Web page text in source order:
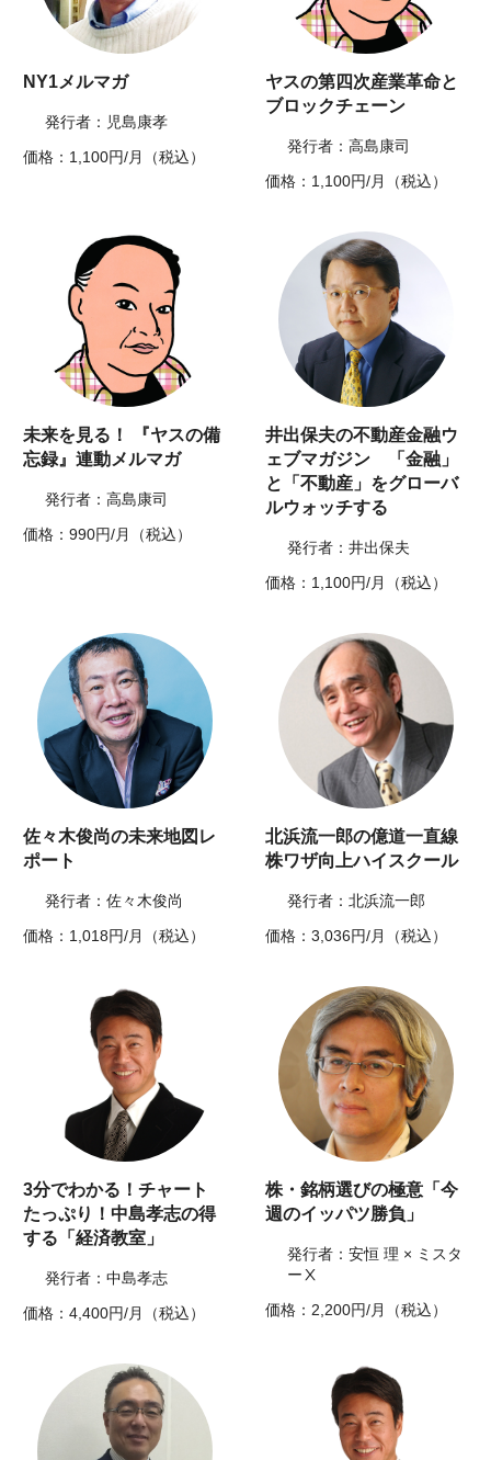
NY1メルマガ
発行者：児島康孝
価格：1,100円/月（税込）
ヤスの第四次産業革命と
ブロックチェーン
発行者：高島康司
価格：1,100円/月（税込）
未来を見る！ 『ヤスの備
忘録』連動メルマガ
発行者：高島康司
価格：990円/月（税込）
井出保夫の不動産金融ウ
ェブマガジン 「金融」
と「不動産」をグローバ
ルウォッチする
発行者：井出保夫
価格：1,100円/月（税込）
佐々木俊尚の未来地図レ
ポート
発行者：佐々木俊尚
価格：1,018円/月（税込）
北浜流一郎の億道一直線
株ワザ向上ハイスクール
発行者：北浜流一郎
価格：3,036円/月（税込）
3分でわかる！チャート
たっぷり！中島孝志の得
する「経済教室」
発行者：中島孝志
価格：4,400円/月（税込）
株・銘柄選びの極意「今
週のイッパツ勝負」
発行者：安恒 理 × ミスタ
ーⅩ
価格：2,200円/月（税込）